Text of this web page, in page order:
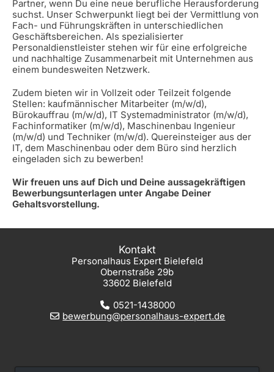
Partner, wenn Du eine neue berufliche Herausforderung
suchst. Unser Schwerpunkt liegt bei der Vermittlung von
Fach- und Führungskräften in unterschiedlichen
Geschäftsbereichen. Als spezialisierter
Personaldienstleister stehen wir für eine erfolgreiche
und nachhaltige Zusammenarbeit mit Unternehmen aus
einem bundesweiten Netzwerk.
Zudem bieten wir in Vollzeit oder Teilzeit folgende
Stellen: kaufmännischer Mitarbeiter (m/w/d),
Bürokauffrau (m/w/d), IT Systemadministrator (m/w/d),
Fachinformatiker (m/w/d), Maschinenbau Ingenieur
(m/w/d) und Techniker (m/w/d). Quereinsteiger aus der
IT, dem Maschinenbau oder dem Büro sind herzlich
eingeladen sich zu bewerben!
Wir freuen uns auf Dich und Deine aussagekräftigen
Bewerbungsunterlagen unter Angabe Deiner
Gehaltsvorstellung.
Kontakt
Personalhaus Expert Bielefeld
Obernstraße 29b
33602 Bielefeld
0521-1438000
bewerbung@personalhaus-expert.de